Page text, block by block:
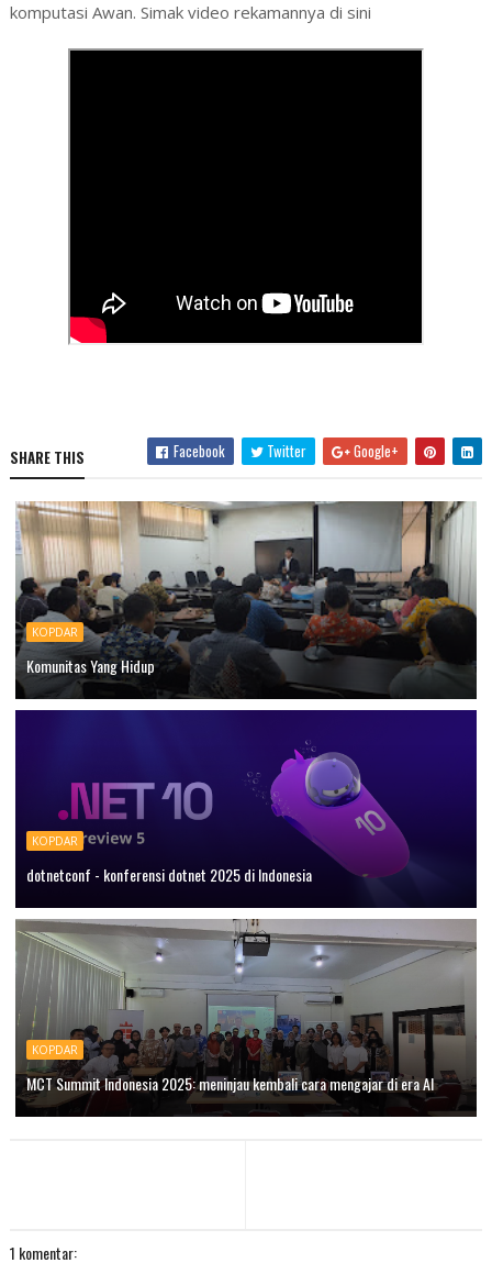
komputasi Awan. Simak video rekamannya di sini
SHARE THIS Facebook Twitter Google+
KOPDAR
Komunitas Yang Hidup
KOPDAR
dotnetconf - konferensi dotnet 2025 di Indonesia
KOPDAR
MCT Summit Indonesia 2025: meninjau kembali cara mengajar di era AI
1 komentar: